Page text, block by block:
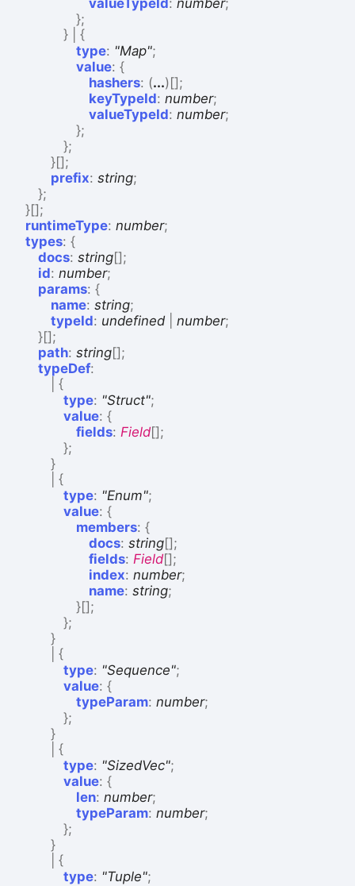
valueTypeId: number;
};
}
{
type: "Map";
value: {
hashers: (...)[];
keyTypeId: number;
valueTypeId: number;
};
};
}[];
prefix: string;
};
}[];
runtimeType: number;
types: {
docs: string[];
id: number;
params: {
name: string;
typeId: undefined number;
}[];
path: string[];
typeDef:
{
type: "Struct";
value: {
fields: Field[];
};
}
{
type: "Enum";
value: {
members: {
docs: string[];
fields: Field[];
index: number;
name: string;
}[];
};
}
{
type: "Sequence";
value: {
typeParam: number;
};
}
{
type: "SizedVec";
value: {
len: number;
typeParam: number;
};
}
{
type: "Tuple";